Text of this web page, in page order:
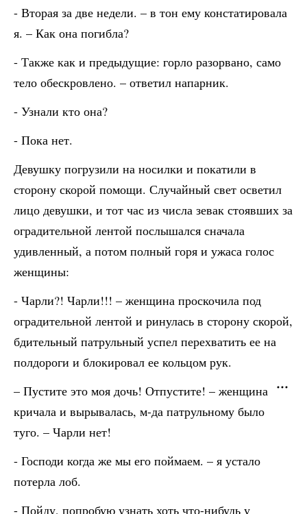
- Вторая за две недели. – в тон ему констатировала
я. – Как она погибла?
- Также как и предыдущие: горло разорвано, само
тело обескровлено. – ответил напарник.
- Узнали кто она?
- Пока нет.
Девушку погрузили на носилки и покатили в
сторону скорой помощи. Случайный свет осветил
лицо девушки, и тот час из числа зевак стоявших за
оградительной лентой послышался сначала
удивленный, а потом полный горя и ужаса голос
женщины:
- Чарли?! Чарли!!! – женщина проскочила под
оградительной лентой и ринулась в сторону скорой,
бдительный патрульный успел перехватить ее на
полдороги и блокировал ее кольцом рук.
– Пустите это моя дочь! Отпустите! – женщина
кричала и вырывалась, м-да патрульному было
туго. – Чарли нет!
- Господи когда же мы его поймаем. – я устало
потерла лоб.
- Пойду, попробую узнать хоть что-нибудь у